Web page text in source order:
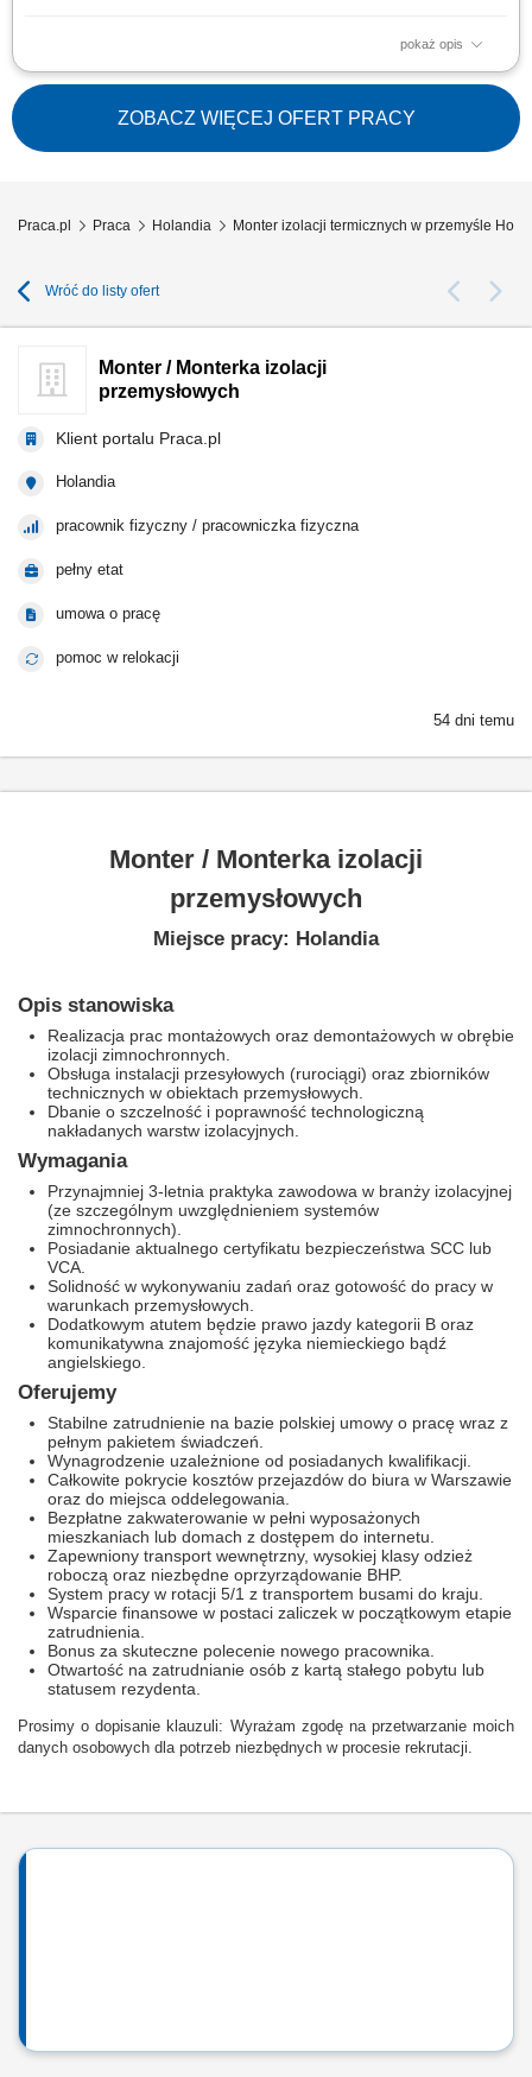
pokaż opis
Demontaż i montaż izolacji ciepło- oraz zimnochronnej; Praca przy
rurociągach i zbiornikach w zakładach przemysłowych;
ZOBACZ WIĘCEJ OFERT PRACY
Praca.pl Praca Holandia Monter izolacji termicznych w przemyśle
Wróć do listy ofert
Monter / Monterka izolacji
przemysłowych
Klient portalu Praca.pl
Holandia
pracownik fizyczny / pracowniczka fizyczna
pełny etat
umowa o pracę
pomoc w relokacji
54 dni temu
Monter / Monterka izolacji
przemysłowych
Miejsce pracy: Holandia
Opis stanowiska
Realizacja prac montażowych oraz demontażowych w obrębie
izolacji zimnochronnych.
Obsługa instalacji przesyłowych (rurociągi) oraz zbiorników
technicznych w obiektach przemysłowych.
Dbanie o szczelność i poprawność technologiczną
nakładanych warstw izolacyjnych.
Wymagania
Przynajmniej 3-letnia praktyka zawodowa w branży izolacyjnej
(ze szczególnym uwzględnieniem systemów
zimnochronnych).
Posiadanie aktualnego certyfikatu bezpieczeństwa SCC lub
VCA.
Solidność w wykonywaniu zadań oraz gotowość do pracy w
warunkach przemysłowych.
Dodatkowym atutem będzie prawo jazdy kategorii B oraz
komunikatywna znajomość języka niemieckiego bądź
angielskiego.
Oferujemy
Stabilne zatrudnienie na bazie polskiej umowy o pracę wraz z
pełnym pakietem świadczeń.
Wynagrodzenie uzależnione od posiadanych kwalifikacji.
Całkowite pokrycie kosztów przejazdów do biura w Warszawie
oraz do miejsca oddelegowania.
Bezpłatne zakwaterowanie w pełni wyposażonych
mieszkaniach lub domach z dostępem do internetu.
Zapewniony transport wewnętrzny, wysokiej klasy odzież
roboczą oraz niezbędne oprzyrządowanie BHP.
System pracy w rotacji 5/1 z transportem busami do kraju.
Wsparcie finansowe w postaci zaliczek w początkowym etapie
zatrudnienia.
Bonus za skuteczne polecenie nowego pracownika.
Otwartość na zatrudnianie osób z kartą stałego pobytu lub
statusem rezydenta.
Prosimy o dopisanie klauzuli: Wyrażam zgodę na przetwarzanie moich
danych osobowych dla potrzeb niezbędnych w procesie rekrutacji.